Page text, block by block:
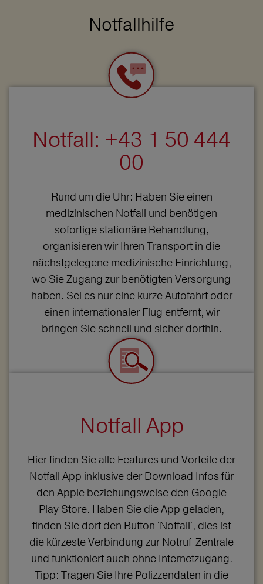
Notfallhilfe
Notfall: +43 1 50 444
00
Rund um die Uhr: Haben Sie einen
medizinischen Notfall und benötigen
sofortige stationäre Behandlung,
organisieren wir Ihren Transport in die
nächstgelegene medizinische Einrichtung,
wo Sie Zugang zur benötigten Versorgung
haben. Sei es nur eine kurze Autofahrt oder
einen internationaler Flug entfernt, wir
bringen Sie schnell und sicher dorthin.
Notfall App
Hier finden Sie alle Features und Vorteile der
Notfall App inklusive der Download Infos für
den Apple beziehungsweise den Google
Play Store. Haben Sie die App geladen,
finden Sie dort den Button 'Notfall', dies ist
die kürzeste Verbindung zur Notruf-Zentrale
und funktioniert auch ohne Internetzugang.
Tipp: Tragen Sie Ihre Polizzendaten in die